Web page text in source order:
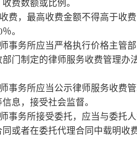
用概算，经协商一致，由双方
概算的，律师事务所必须事先
第十八条和第十九条有关费用
托人提供代其支付的费用和异
凭证。不能提供有效凭证的部
服务费、代委托人支付的费用
事务所统一收取。律师不得私
。
外，律师事务所及承办律师不
取其他费用。